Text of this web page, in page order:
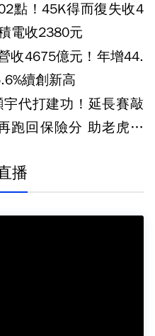
點！45K得而復失收4
電收2380元
收4675億元！年增44.
續創新高
宇代打建功！延長賽敲
跑回保險分 助老虎奪
播